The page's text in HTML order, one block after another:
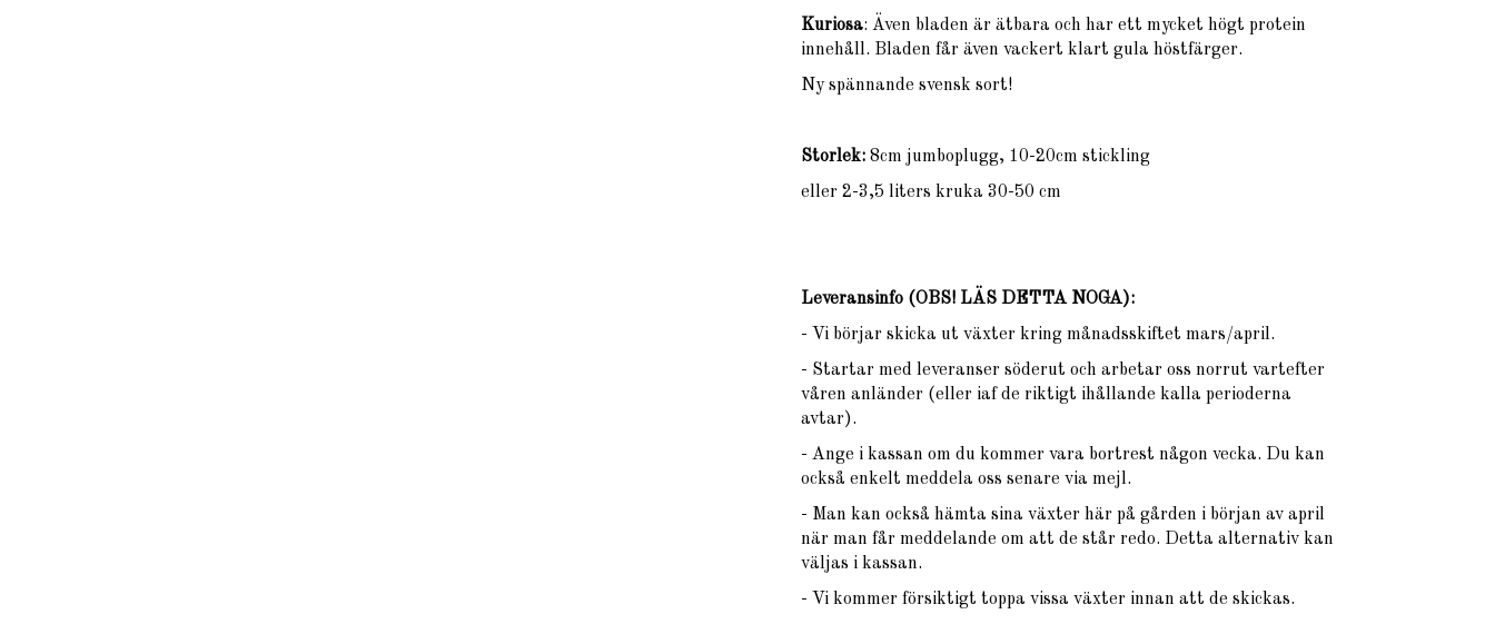
Kuriosa: Även bladen är ätbara och har ett mycket högt protein
innehåll. Bladen får även vackert klart gula höstfärger.
Ny spännande svensk sort!
Storlek: 8cm jumboplugg, 10-20cm stickling
eller 2-3,5 liters kruka 30-50 cm
Leveransinfo (OBS! LÄS DETTA NOGA):
- Vi börjar skicka ut växter kring månadsskiftet mars/april.
- Startar med leveranser söderut och arbetar oss norrut vartefter
våren anländer (eller iaf de riktigt ihållande kalla perioderna
avtar).
- Ange i kassan om du kommer vara bortrest någon vecka. Du kan
också enkelt meddela oss senare via mejl.
- Man kan också hämta sina växter här på gården i början av april
när man får meddelande om att de står redo. Detta alternativ kan
väljas i kassan.
- Vi kommer försiktigt toppa vissa växter innan att de skickas.